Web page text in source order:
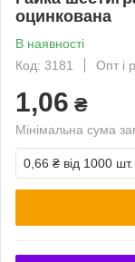
оцинкована
В наявності
Код: 3181
Опт і
1,06 ₴
Мінімальна сума
0,66 ₴ від 1000 шт.